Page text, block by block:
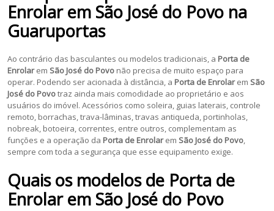
Enrolarem São José do Povo na
Guaruportas
Ao contrário das basculantes ou modelos tradicionais, a Porta de
Enrolarem São José do Povo não precisa de muito espaço para
operar. Podendo ser acionada à distância, a Porta de Enrolarem São
José do Povotraz ainda mais comodidade ao proprietário e aos
usuários do imóvel. Acessórios como soleira, guias laterais, controle
remoto, borrachas, trava-lâminas, travas antiqueda, portinholas,
nobreak, botoeira, correntes, entre outros, complementam as
funções e a operação da Porta de Enrolarem São José do Povo,
sempre com toda a segurança que esse equipamento exige.
Quais os modelos de Porta de
Enrolarem São José do Povo